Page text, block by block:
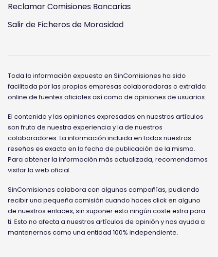
Reclamar Comisiones Bancarias
Salir de Ficheros de Morosidad
Toda la información expuesta en SinComisiones ha sido
facilitada por las propias empresas colaboradoras o extraída
online de fuentes oficiales así como de opiniones de usuarios.
El contenido y las opiniones expresadas en nuestros artículos
son fruto de nuestra experiencia y la de nuestros
colaboradores. La información incluida en todas nuestras
reseñas es exacta en la fecha de publicación de la misma.
Para obtener la información más actualizada, recomendamos
visitar la web oficial.
SinComisiones colabora con algunas compañías, pudiendo
recibir una pequeña comisión cuando haces click en alguno
de nuestros enlaces, sin suponer esto ningún coste extra para
ti. Esto no afecta a nuestros artículos de opinión y nos ayuda a
mantenernos como una entidad 100% independiente.